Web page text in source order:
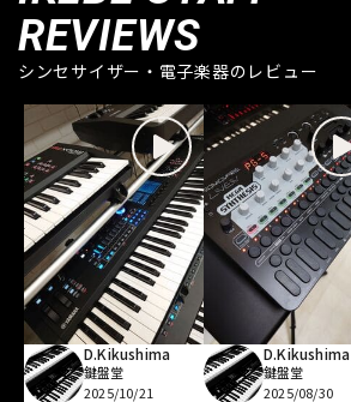
REVIEWS
シンセサイザー・電子楽器のレビュー
D.Kikushima
鍵盤堂
2025/10/21
D.Kikushima
鍵盤堂
2025/08/30